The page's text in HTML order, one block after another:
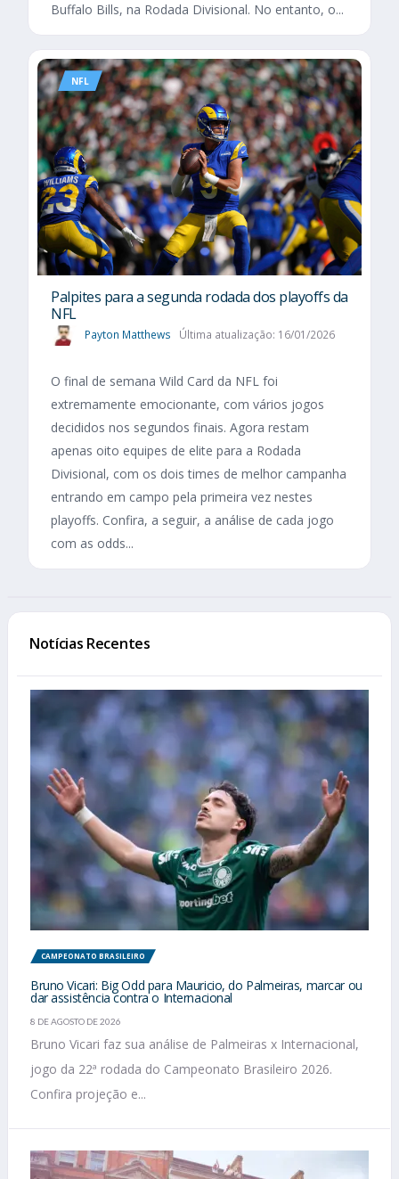
Buffalo Bills, na Rodada Divisional. No entanto, o...
NFL
Palpites para a segunda rodada dos playoffs da
NFL
Payton Matthews Última atualização: 16/01/2026
O final de semana Wild Card da NFL foi
extremamente emocionante, com vários jogos
decididos nos segundos finais. Agora restam
apenas oito equipes de elite para a Rodada
Divisional, com os dois times de melhor campanha
entrando em campo pela primeira vez nestes
playoffs. Confira, a seguir, a análise de cada jogo
com as odds...
Notícias Recentes
CAMPEONATO BRASILEIRO
Bruno Vicari: Big Odd para Mauricio, do Palmeiras, marcar ou
dar assistência contra o Internacional
8 DE AGOSTO DE 2026
Bruno Vicari faz sua análise de Palmeiras x Internacional,
jogo da 22ª rodada do Campeonato Brasileiro 2026.
Confira projeção e...